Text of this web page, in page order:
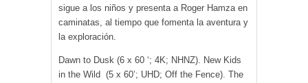
sigue a los niños y presenta a Roger Hamza en
caminatas, al tiempo que fomenta la aventura y
la exploración.
Dawn to Dusk (6 x 60 ‘; 4K; NHNZ). New Kids
in the Wild (5 x 60’; UHD; Off the Fence). The